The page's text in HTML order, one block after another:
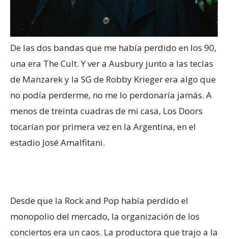
De las dos bandas que me había perdido en los 90,
una era The Cult. Y ver a Ausbury junto a las teclas
de Manzarek y la SG de Robby Krieger era algo que
no podía perderme, no me lo perdonaría jamás. A
menos de treinta cuadras de mi casa, Los Doors
tocarían por primera vez en la Argentina, en el
estadio José Amalfitani.
Desde que la Rock and Pop había perdido el
monopolio del mercado, la organización de los
conciertos era un caos. La productora que trajo a la